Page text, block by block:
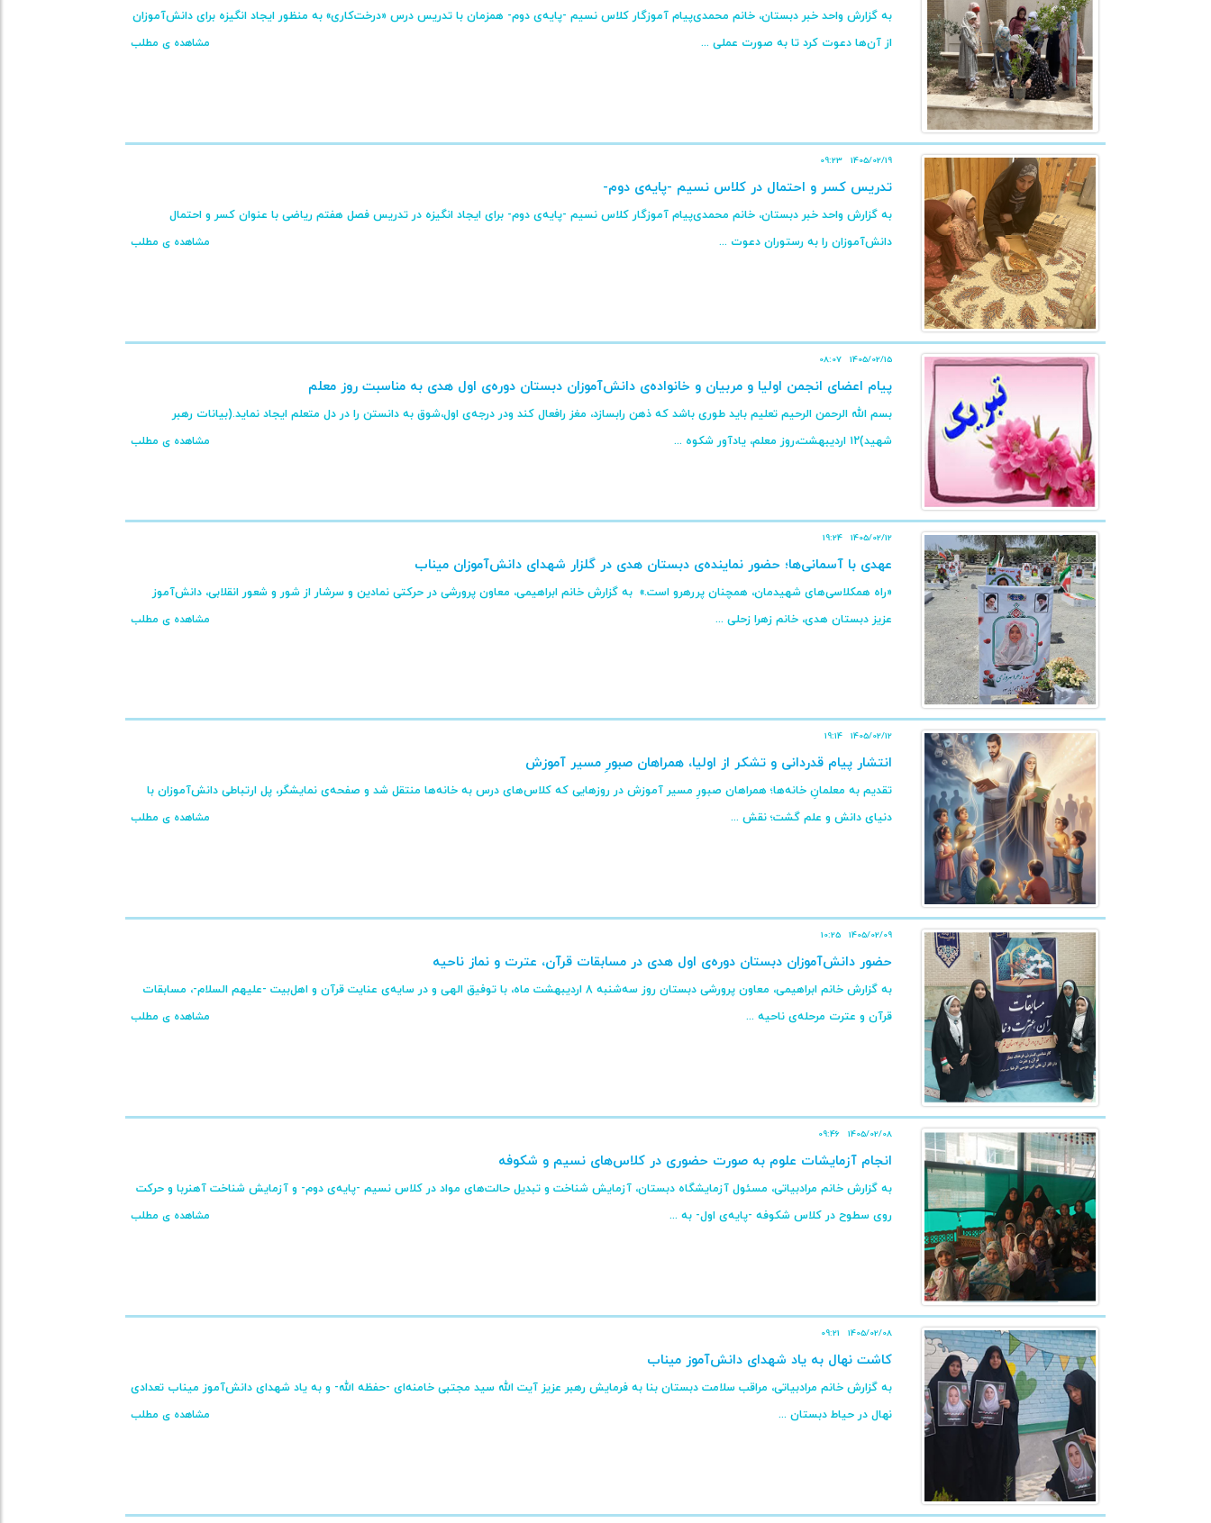
به گزارش واحد خبر دبستان، خانم محمدی‌پیام آموزگار کلاس نسیم -پایه‌ی دوم- همزمان با تدریس درس «درخت‌کاری» به منظور ایجاد انگیزه برای دانش‌آموزان
از آن‌ها دعوت کرد تا به صورت عملی ...
مشاهده ی مطلب
1405/02/19
09:23
تدریس کسر و احتمال در کلاس نسیم -پایه‌ی دوم-
به گزارش واحد خبر دبستان، خانم محمدی‌پیام آموزگار کلاس نسیم -پایه‌ی دوم- برای ایجاد انگیزه در تدریس فصل هفتم ریاضی با عنوان کسر و احتمال
دانش‌آموزان را به رستوران دعوت ...
مشاهده ی مطلب
1405/02/15
08:07
پیام اعضای انجمن اولیا و مربیان و خانواده‌ی دانش‌آموزان دبستان دوره‌ی اول هدی به مناسبت روز معلم
بسم الله الرحمن الرحیم تعلیم باید طوری باشد که ذهن رابسازد، مغز رافعال کند ودر درجه‌ی اول،شوق به دانستن را در دل متعلم ایجاد نماید.(بیانات رهبر
شهید)۱۲ اردیبهشت،روز معلم، یادآور شکوه ...
مشاهده ی مطلب
1405/02/12
19:24
عهدی با آسمانی‌ها؛ حضور نماینده‌ی دبستان هدی در گلزار شهدای دانش‌آموزان میناب
«راه همکلاسی‌های شهیدمان، همچنان پررهرو است.» ‌ به گزارش خانم ابراهیمی، معاون پرورشی در حرکتی نمادین و سرشار از شور و شعور انقلابی، دانش‌آموز
عزیز دبستان هدی، خانم زهرا زحلی ...
مشاهده ی مطلب
1405/02/12
19:14
انتشار پیام قدردانی و تشکر از اولیا، همراهان صبورِ مسیر آموزش
تقدیم به معلمانِ خانه‌ها؛ همراهان صبورِ مسیر آموزش در روزهایی که کلاس‌های درس به خانه‌ها منتقل شد و صفحه‌ی نمایشگر، پل ارتباطی دانش‌آموزان با
دنیای دانش و علم گشت؛ نقش ...
مشاهده ی مطلب
1405/02/09
10:25
حضور دانش‌آموزان دبستان دوره‌ی اول هدی در مسابقات قرآن، عترت و نماز ناحیه
به گزارش خانم ابراهیمی، معاون پرورشی دبستان روز سه‌شنبه 8 اردیبهشت ماه، با توفیق الهی و در سایه‌ی عنایت قرآن و اهل‌بیت -علیهم السلام-، مسابقات
قرآن و عترت مرحله‌ی ناحیه ...
مشاهده ی مطلب
1405/02/08
09:46
انجام آزمایشات علوم به صورت حضوری در کلاس‌های نسیم و شکوفه
به گزارش خانم مرادبیاتی، مسئول آزمایشگاه دبستان، آزمایش شناخت و تبدیل حالت‌های مواد در کلاس نسیم -پایه‌ی دوم- و آزمایش شناخت آهنربا و حرکت
روی سطوح در کلاس شکوفه -پایه‌ی اول- به ...
مشاهده ی مطلب
1405/02/08
09:21
کاشت نهال به یاد شهدای دانش‌آموز میناب
به گزارش خانم مرادبیاتی، مراقب سلامت دبستان بنا به فرمایش رهبر عزیز آیت الله سید مجتبی خامنه‌ای -حفظه الله- و به یاد شهدای دانش‌آموز میناب تعدادی
نهال در حیاط دبستان ...
مشاهده ی مطلب